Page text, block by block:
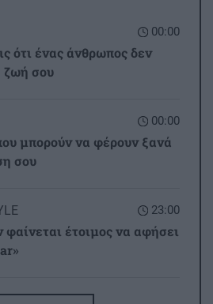
00:00
ότι ένας άνθρωπος δεν
ζωή σου
00:00
μπορούν να φέρουν ξανά
σου
23:00
έτοιμος να αφήσει